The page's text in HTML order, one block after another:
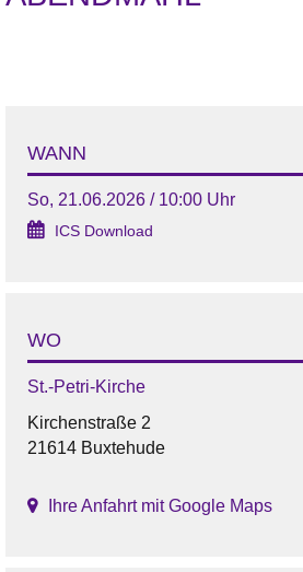
WANN
So, 21.06.2026 / 10:00 Uhr
ICS Download
WO
St.-Petri-Kirche
Kirchenstraße 2
21614 Buxtehude
Ihre Anfahrt mit Google Maps